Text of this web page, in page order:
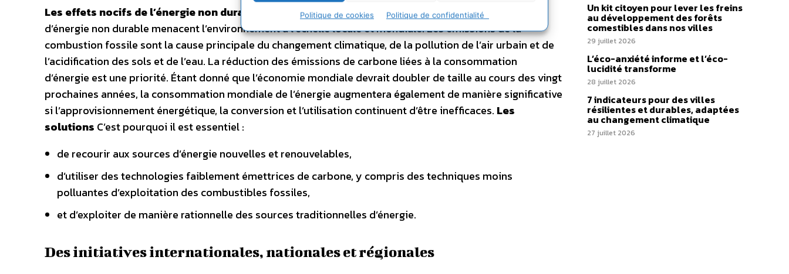
Politique de cookies Politique de confidentialité
Les effets nocifs de l’énergie non durable
Les modes actuels de production et de consommation
d’énergie non durable menacent l’environnement à l’échelle locale et mondiale. Les émissions de la
combustion fossile sont la cause principale du changement climatique, de la pollution de l’air urbain et de
l’acidification des sols et de l’eau. La réduction des émissions de carbone liées à la consommation
d’énergie est une priorité. Étant donné que l’économie mondiale devrait doubler de taille au cours des vingt
prochaines années, la consommation mondiale de l’énergie augmentera également de manière significative
si l’approvisionnement énergétique, la conversion et l’utilisation continuent d’être inefficaces. Les
solutions C’est pourquoi il est essentiel :
de recourir aux sources d’énergie nouvelles et renouvelables,
d’utiliser des technologies faiblement émettrices de carbone, y compris des techniques moins
polluantes d’exploitation des combustibles fossiles,
et d’exploiter de manière rationnelle des sources traditionnelles d’énergie.
Des initiatives internationales, nationales et régionales
Un kit citoyen pour lever les freins
au développement des forêts
comestibles dans nos villes
29 juillet 2026
L’éco-anxiété informe et l’éco-
lucidité transforme
28 juillet 2026
7 indicateurs pour des villes
résilientes et durables, adaptées
au changement climatique
27 juillet 2026